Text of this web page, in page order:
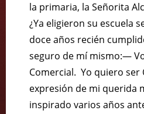
la primaria, la Señorita
¿Ya eligieron su escuela
doce años recién
seguro de mí mismo:—
Comercial. Yo quiero ser
expresión de mi querida
inspirado varios años